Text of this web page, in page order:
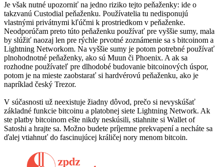
Je však nutné upozorniť na jedno riziko tejto peňaženky: ide o
takzvanú Custodial peňaženku. Používatelia tu nedisponujú
vlastnými privátnymi kľúčmi k prostriedkom v peňaženke.
Neodporúčam preto túto peňaženku používať pre vyššie sumy, mala
by slúžiť naozaj len pre rýchle prvotné zoznámenie sa s bitcoinom a
Lightning Networkom. Na vyššie sumy je potom potrebné používať
plnohodnotné peňaženky, ako sú Muun či Phoenix. A ak sa
rozhodne používateľ pre dlhodobé budovanie bitcoinových úspor,
potom je na mieste zaobstarať si hardvérovú peňaženku, ako je
napríklad český Trezor.
V súčasnosti už neexistuje žiadny dôvod, prečo si nevyskúšať
základné funkcie bitcoinu a platobnej siete Lightning Network. Ak
ste platby bitcoinom ešte nikdy neskúsili, stiahnite si Wallet of
Satoshi a hrajte sa. Možno budete príjemne prekvapení a necháte sa
ďalej vtiahnuť do fascinujúcej králičej nory menom bitcoin.